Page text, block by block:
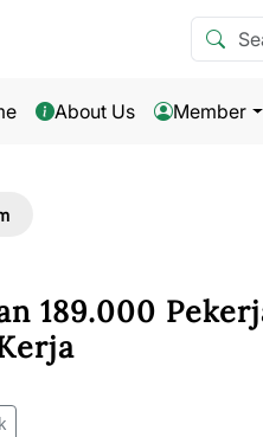
Search
About Us Member
189.000